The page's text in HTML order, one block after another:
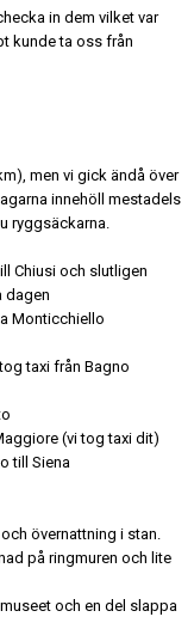
in dem vilket var
kunde ta oss från
men vi gick ändå över
innehöll mestadels
ryggsäckarna.
Chiusi och slutligen
dagen
Monticchiello
taxi från Bagno
(vi tog taxi dit)
till Siena
övernattning i stan.
på ringmuren och lite
och en del slappa